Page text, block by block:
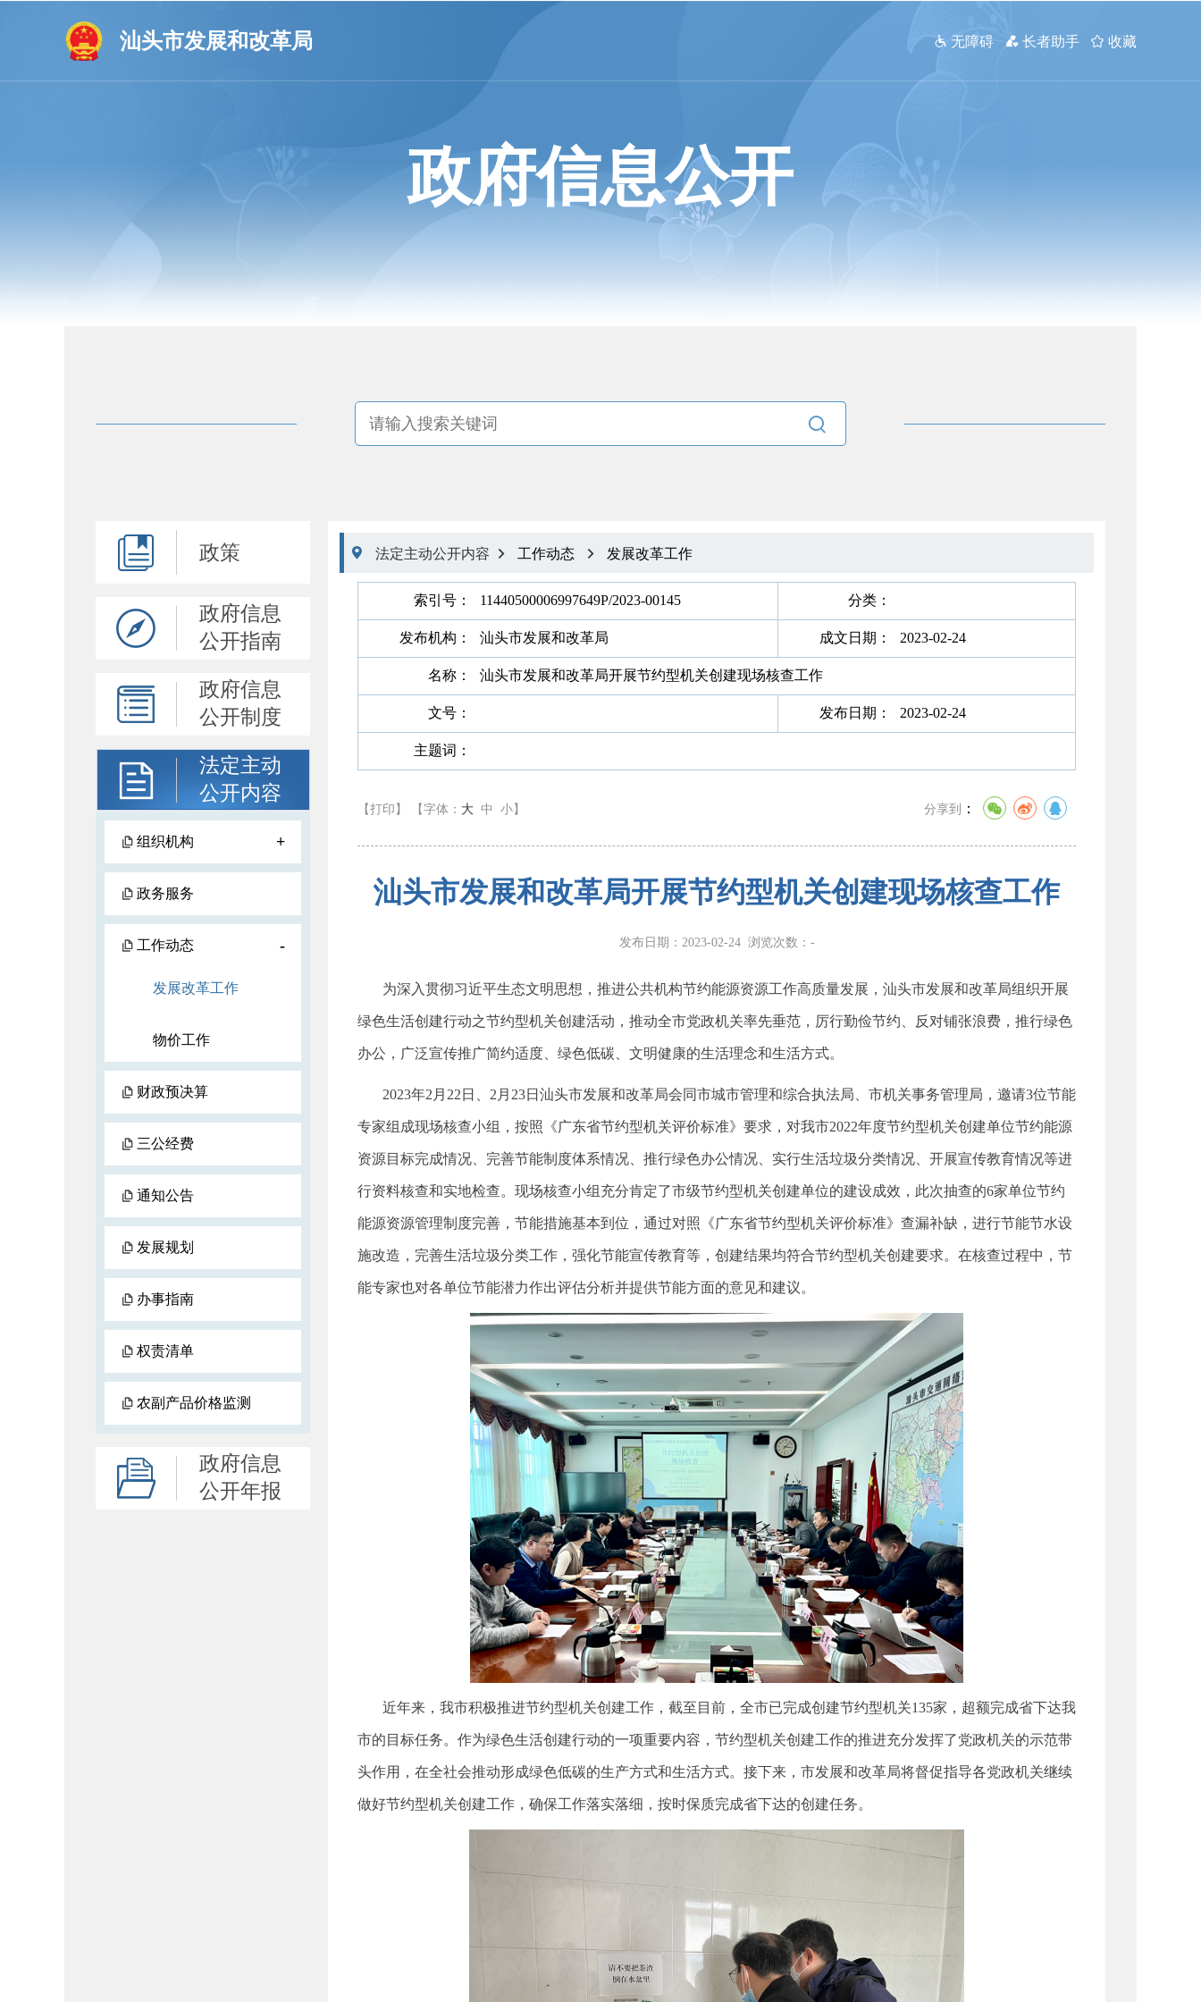
汕头市发展和改革局  无障碍  长者助手  收藏
政府信息公开

政策
政府信息
公开指南
政府信息
公开制度
法定主动
公开内容
组织机构 +
政务服务
工作动态 -
发展改革工作
物价工作
财政预决算
三公经费
通知公告
发展规划
办事指南
权责清单
农副产品价格监测
政府信息
公开年报
 法定主动公开内容  工作动态  发展改革工作
索引号： 11440500006997649P/2023-00145 分类：
发布机构： 汕头市发展和改革局 成文日期： 2023-02-24
名称： 汕头市发展和改革局开展节约型机关创建现场核查工作
文号： 发布日期： 2023-02-24
主题词：
【打印】 【字体： 大 中 小 】 分享到 ：
汕头市发展和改革局开展节约型机关创建现场核查工作
发布日期：2023-02-24 浏览次数： -
为深入贯彻习近平生态文明思想，推进公共机构节约能源资源工作高质量发展，汕头市发展和改革局组织开展
绿色生活创建行动之节约型机关创建活动，推动全市党政机关率先垂范，厉行勤俭节约、反对铺张浪费，推行绿色
办公，广泛宣传推广简约适度、绿色低碳、文明健康的生活理念和生活方式。
2023年2月22日、2月23日汕头市发展和改革局会同市城市管理和综合执法局、市机关事务管理局，邀请3位节能
专家组成现场核查小组，按照《广东省节约型机关评价标准》要求，对我市2022年度节约型机关创建单位节约能源
资源目标完成情况、完善节能制度体系情况、推行绿色办公情况、实行生活垃圾分类情况、开展宣传教育情况等进
行资料核查和实地检查。现场核查小组充分肯定了市级节约型机关创建单位的建设成效，此次抽查的6家单位节约
能源资源管理制度完善，节能措施基本到位，通过对照《广东省节约型机关评价标准》查漏补缺，进行节能节水设
施改造，完善生活垃圾分类工作，强化节能宣传教育等，创建结果均符合节约型机关创建要求。在核查过程中，节
能专家也对各单位节能潜力作出评估分析并提供节能方面的意见和建议。
近年来，我市积极推进节约型机关创建工作，截至目前，全市已完成创建节约型机关135家，超额完成省下达我
市的目标任务。作为绿色生活创建行动的一项重要内容，节约型机关创建工作的推进充分发挥了党政机关的示范带
头作用，在全社会推动形成绿色低碳的生产方式和生活方式。接下来，市发展和改革局将督促指导各党政机关继续
做好节约型机关创建工作，确保工作落实落细，按时保质完成省下达的创建任务。